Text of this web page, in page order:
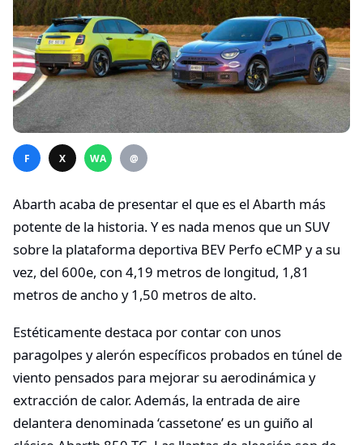
F X WA @
Abarth acaba de presentar el que es el Abarth más
potente de la historia. Y es nada menos que un SUV
sobre la plataforma deportiva BEV Perfo eCMP y a su
vez, del 600e, con 4,19 metros de longitud, 1,81
metros de ancho y 1,50 metros de alto.
Estéticamente destaca por contar con unos
paragolpes y alerón específicos probados en túnel de
viento pensados para mejorar su aerodinámica y
extracción de calor. Además, la entrada de aire
delantera denominada ‘cassetone’ es un guiño al